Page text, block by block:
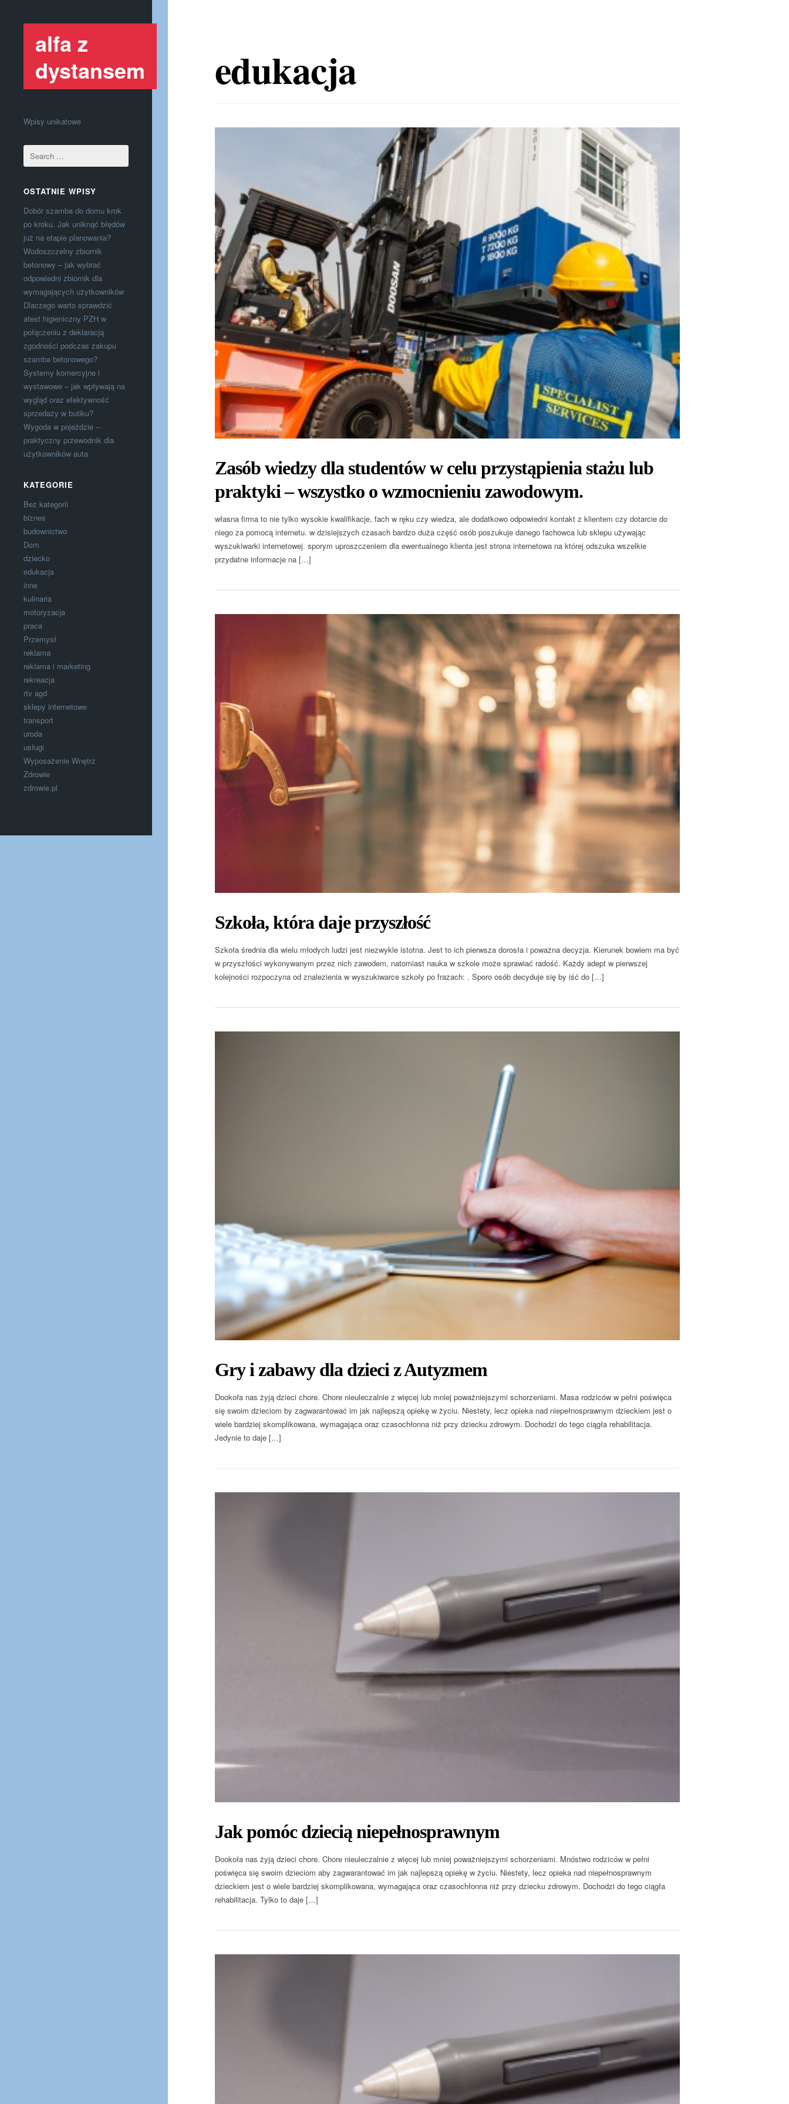
alfa z
dystansem
Wpisy unikatowe
OSTATNIE WPISY
Dobór szamba do domu krok
po kroku. Jak uniknąć błędów
już na etapie planowania?
Wodoszczelny zbiornik
betonowy – jak wybrać
odpowiedni zbiornik dla
wymagających użytkowników
Dlaczego warto sprawdzić
atest higieniczny PZH w
połączeniu z deklaracją
zgodności podczas zakupu
szamba betonowego?
Systemy komercyjne i
wystawowe – jak wpływają na
wygląd oraz efektywność
sprzedaży w butiku?
Wygoda w pojeździe –
praktyczny przewodnik dla
użytkowników auta
KATEGORIE
Bez kategorii
biznes
budownictwo
Dom
dziecko
edukacja
inne
kulinaria
motoryzacja
praca
Przemysł
reklama
reklama i marketing
rekreacja
rtv agd
sklepy internetowe
transport
uroda
usługi
Wyposażenie Wnętrz
Zdrowie
zdrowie.pl
edukacja
Zasób wiedzy dla studentów w celu przystąpienia stażu lub
praktyki – wszystko o wzmocnieniu zawodowym.
własna firma to nie tylko wysokie kwalifikacje, fach w ręku czy wiedza, ale dodatkowo odpowiedni kontakt z klientem czy dotarcie do
niego za pomocą internetu. w dzisiejszych czasach bardzo duża część osób poszukuje danego fachowca lub sklepu używając
wyszukiwarki internetowej. sporym uproszczeniem dla ewentualnego klienta jest strona internetowa na której odszuka wszelkie
przydatne informacje na […]
Szkoła, która daje przyszłość
Szkoła średnia dla wielu młodych ludzi jest niezwykle istotna. Jest to ich pierwsza dorosła i poważna decyzja. Kierunek bowiem ma być
w przyszłości wykonywanym przez nich zawodem, natomiast nauka w szkole może sprawiać radość. Każdy adept w pierwszej
kolejności rozpoczyna od znalezienia w wyszukiwarce szkoły po frazach: . Sporo osób decyduje się by iść do […]
Gry i zabawy dla dzieci z Autyzmem
Dookoła nas żyją dzieci chore. Chore nieuleczalnie z więcej lub mniej poważniejszymi schorzeniami. Masa rodziców w pełni poświęca
się swoim dzieciom by zagwarantować im jak najlepszą opiekę w życiu. Niestety, lecz opieka nad niepełnosprawnym dzieckiem jest o
wiele bardziej skomplikowana, wymagająca oraz czasochłonna niż przy dziecku zdrowym. Dochodzi do tego ciągła rehabilitacja.
Jedynie to daje […]
Jak pomóc dziecią niepełnosprawnym
Dookoła nas żyją dzieci chore. Chore nieuleczalnie z więcej lub mniej poważniejszymi schorzeniami. Mnóstwo rodziców w pełni
poświęca się swoim dzieciom aby zagwarantować im jak najlepszą opiekę w życiu. Niestety, lecz opieka nad niepełnosprawnym
dzieckiem jest o wiele bardziej skomplikowana, wymagająca oraz czasochłonna niż przy dziecku zdrowym. Dochodzi do tego ciągła
rehabilitacja. Tylko to daje […]